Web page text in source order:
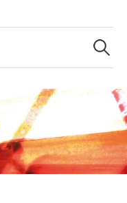
Suchen
nach: